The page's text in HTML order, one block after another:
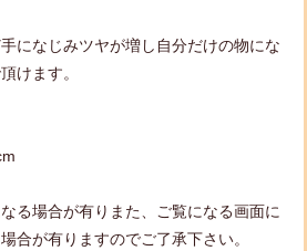
になじみツヤが増し自分だけの物にな
けます。
る場合が有りまた、ご覧になる画面に
合が有りますのでご了承下さい。